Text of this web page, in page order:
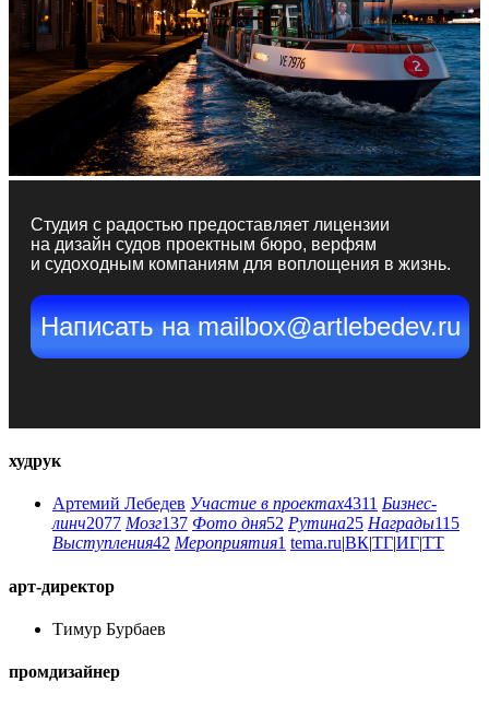
Студия с радостью предоставляет лицензии
на дизайн судов проектным бюро, верфям
и судоходным компаниям для воплощения в жизнь.
Написать на mailbox@artlebedev.ru
худрук
Артемий Лебедев Участие в проектах4311 Бизнес-
линч2077 Мозг137 Фото дня52 Рутина25 Награды115
Выступления42 Мероприятия1 tema.ru|ВК|ТГ|ИГ|ТТ
арт-директор
Тимур Бурбаев
промдизайнер